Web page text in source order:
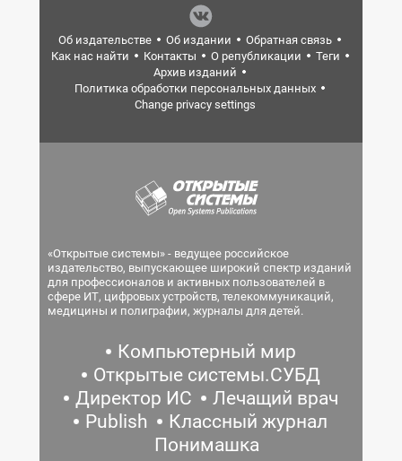
Об издательстве Об издании
Обратная связь
Как нас найти
Контакты О републикации
Теги
Архив изданий
Политика обработки персональных данных
Change privacy settings
«Открытые системы» - ведущее российское
издательство, выпускающее широкий спектр изданий
для профессионалов и активных пользователей в
сфере ИТ, цифровых устройств, телекоммуникаций,
медицины и полиграфии, журналы для детей.
Компьютерный мир
Открытые системы.СУБД
Директор ИС
Лечащий врач
Publish
Классный журнал
Понимашка